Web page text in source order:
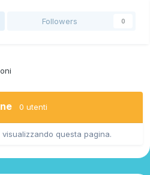
Followers 0
0 utenti
questa pagina.